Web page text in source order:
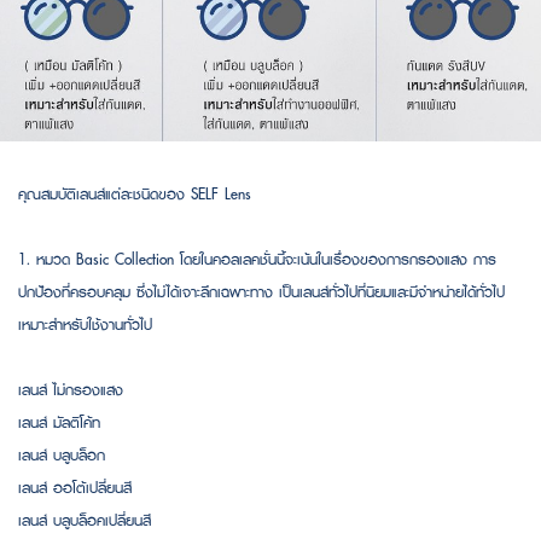
คุณสมบัติเลนส์แต่ละชนิดของ SELF Lens
1. หมวด Basic Collection โดยในคอลเลคชั่นนี้จะเน้นในเรื่องของการกรองแสง การ
ปกป้องที่ครอบคลุม ซึ่งไม่ได้เจาะลึกเฉพาะทาง เป็นเลนส์ทั่วไปที่นิยมและมีจำหน่ายได้ทั่วไป
เหมาะสำหรับใช้งานทั่วไป
เลนส์ ไม่กรองแสง
เลนส์ มัลติโค้ท
เลนส์ บลูบล็อก
เลนส์ ออโต้เปลี่ยนสี
เลนส์ บลูบล็อคเปลี่ยนสี